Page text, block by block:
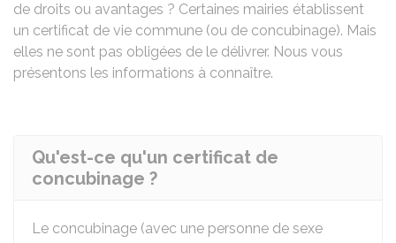
de droits ou avantages ? Certaines mairies établissent
un certificat de vie commune (ou de concubinage). Mais
elles ne sont pas obligées de le délivrer. Nous vous
présentons les informations à connaître.
Qu'est-ce qu'un certificat de
concubinage ?
Le concubinage (avec une personne de sexe